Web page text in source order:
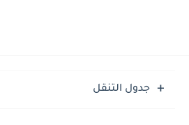
جدول التنقل